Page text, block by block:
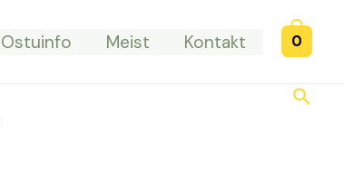
Ostuinfo Meist Kontakt 0